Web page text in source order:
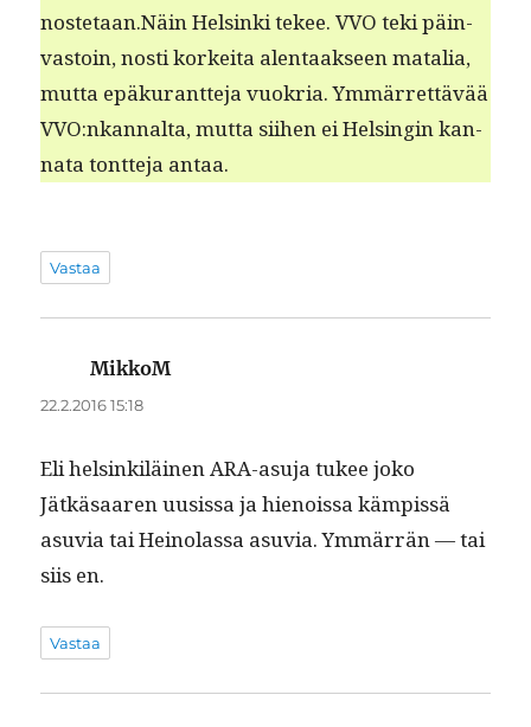
nostetaan.Näin Helsin­ki tekee. VVO teki päin­
vas­toin, nos­ti korkei­ta alen­taak­seen matalia,
mut­ta epäku­rant­te­ja vuokria. Ymmär­ret­tävää
VVO:nkannalta, mut­ta siihen ei Helsin­gin kan­
na­ta tont­te­ja antaa.
Vastaa
MikkoM
22.2.2016 15:18
Eli helsinkiläi­nen ARA-asu­ja tukee joko
Jätkäsaaren uusis­sa ja hienois­sa kämp­is­sä
asu­via tai Heino­las­sa asu­via. Ymmär­rän — tai
siis en.
Vastaa